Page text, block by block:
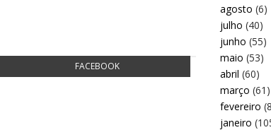
FACEBOOK
agosto (6)
julho (40)
junho (55)
maio (53)
abril (60)
março (61)
fevereiro
janeiro